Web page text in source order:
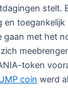
stelt.
en
gaan met het
token
coin werd